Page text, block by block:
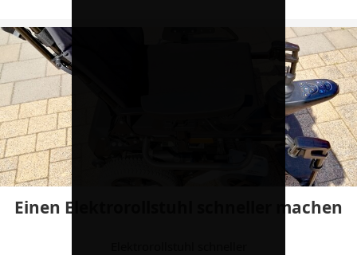
Einen Elektrorollstuhl schneller machen